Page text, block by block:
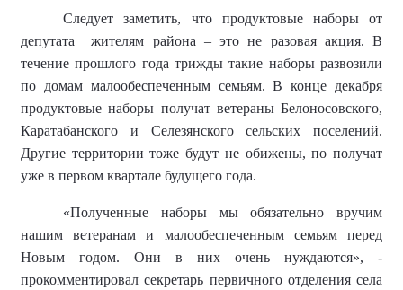
Следует заметить, что продуктовые наборы от
депутата
жителям района – это не разовая акция. В
течение прошлого года трижды такие наборы развозили
по домам малообеспеченным семьям. В конце декабря
продуктовые наборы получат ветераны Белоносовского,
Каратабанского и Селезянского сельских поселений.
Другие территории тоже будут не обижены, по получат
уже в первом квартале будущего года.
«Полученные наборы мы обязательно вручим
нашим ветеранам и малообеспеченным семьям перед
Новым годом. Они в них очень нуждаются», -
прокомментировал секретарь первичного отделения села